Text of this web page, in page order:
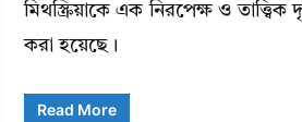
মিথস্ক্রিয়াকে এক নিরপেক্ষ ও তাত্ত্বিক
করা হয়েছে।
Read More